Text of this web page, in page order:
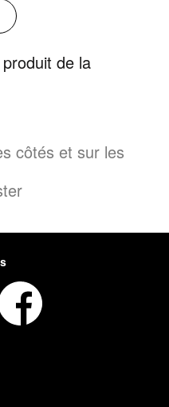
de la
côtés et sur les